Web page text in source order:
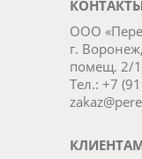
ООО
г.
помещ. 2/1
Тел.: +7